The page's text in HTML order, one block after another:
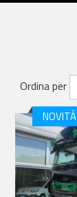
Ordina per
NOVITÀ